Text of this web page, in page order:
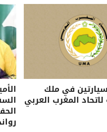
في ملك
لاتحاد المغرب العربي